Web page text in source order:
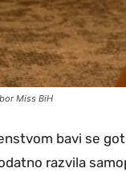
Miss BiH
bavi se
razvila